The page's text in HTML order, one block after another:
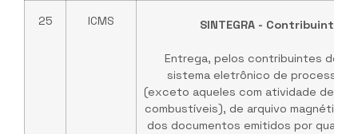
25 ICMS SINTEGRA - Contribuintes
Entrega, pelos contribuintes do
sistema eletrônico de
(exceto aqueles com atividade de
combustíveis), de arquivo magnético
dos documentos emitidos por